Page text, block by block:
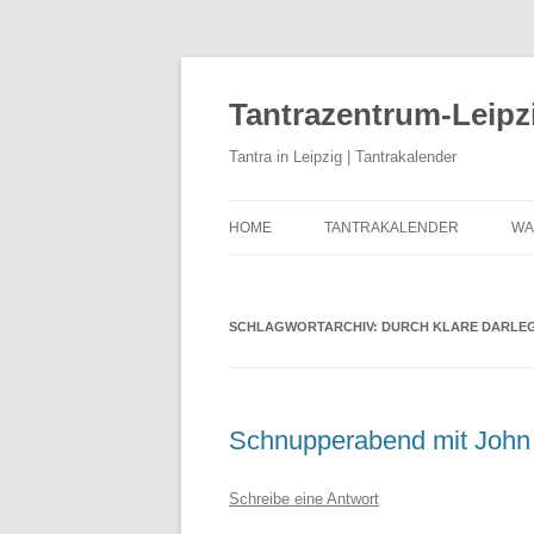
Tantrazentrum-
Tantra in Leipzig | Tantrakalender
HOME TANTRAKALENDER
SCHLAGWORTARCHIV: DURCH KLARE
Schnupperabend mit
Schreibe eine Antwort